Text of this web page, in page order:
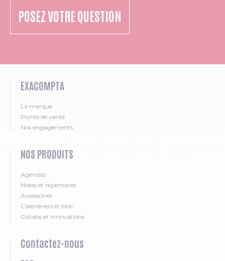
POSEZ VOTRE QUESTION
EXACOMPTA
La marque
Points de vente
Nos engagements
NOS PRODUITS
Agendas
Notes et répertoires
Accessoires
Calendriers et bloc
Collabs et innovations
Contactez-nous